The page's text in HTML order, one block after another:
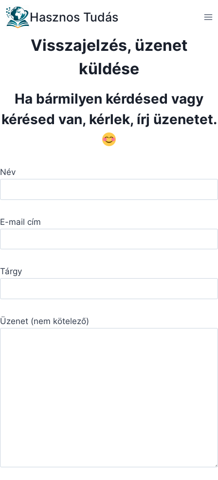
Skip
Hasznos Tudás
Visszajelzés, üzenet
küldése
Ha bármilyen kérdésed vagy
kérésed van, kérlek, írj üzenetet.
Név
E-mail cím
Tárgy
Üzenet (nem kötelező)